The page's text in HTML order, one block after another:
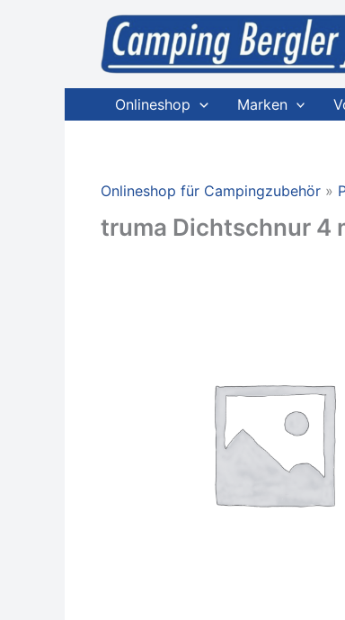
Onlineshop Marken
Onlineshop für Campingzubehör
truma Dichtschnur 4